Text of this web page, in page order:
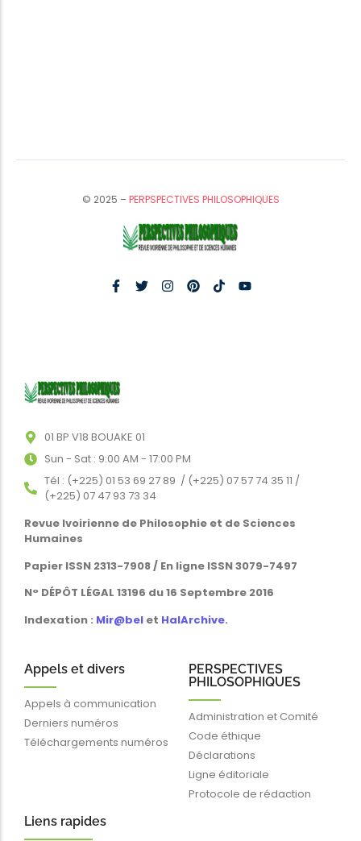
© 2025 –PERPSPECTIVES PHILOSOPHIQUES
01 BP V18 BOUAKE 01
Sun - Sat : 9:00 AM - 17:00 PM
Tél : (+225) 01 53 69 27 89 / (+225) 07 57 74 35 11 /
(+225) 07 47 93 73 34
Revue Ivoirienne de Philosophie et de Sciences
Humaines
Papier ISSN 2313-7908 / En ligne ISSN 3079-7497
N° DÉPÔT LÉGAL 13196 du 16 Septembre 2016
Indexation : Mir@bel et HalArchive.
Appels et divers
Appels à communication
Derniers numéros
Téléchargements numéros
PERSPECTIVES
PHILOSOPHIQUES
Administration et Comité
Code éthique
Déclarations
Ligne éditoriale
Protocole de rédaction
Liens rapides